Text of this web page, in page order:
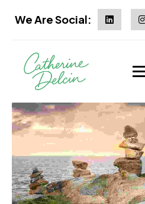
We Are Social: